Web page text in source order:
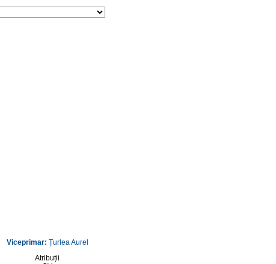
Viceprimar: Țurlea Aurel
Atribuții